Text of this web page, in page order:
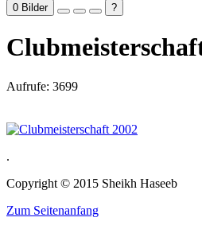
0 Bilder ?
Aufrufe: 3699
.
Copyright © 2015 Sheikh Haseeb
Zum Seitenanfang